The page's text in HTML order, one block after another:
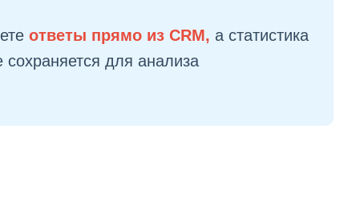
ответы прямо из CRM, а статистика
сохраняется для анализа